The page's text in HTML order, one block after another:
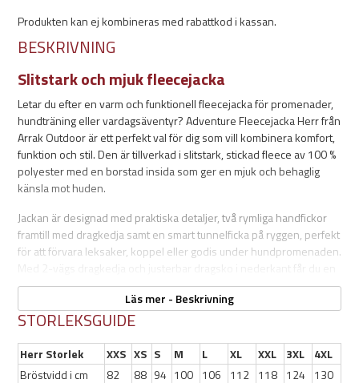
Produkten kan ej kombineras med rabattkod i kassan.
BESKRIVNING
Slitstark och mjuk fleecejacka
Letar du efter en varm och funktionell fleecejacka för promenader,
hundträning eller vardagsäventyr? Adventure Fleecejacka Herr från
Arrak Outdoor är ett perfekt val för dig som vill kombinera komfort,
funktion och stil. Den är tillverkad i slitstark, stickad fleece av 100 %
polyester med en borstad insida som ger en mjuk och behaglig
känsla mot huden.
Jackan är designad med praktiska detaljer, två rymliga handfickor
framtill med dragkedja samt en smart tunnelficka på ryggen, perfekt
för att förvara leksaker, koppel eller godis under hundpromenaden.
jacka som både är flexibel och bekväm att bära oavsett aktivitet.
Med sin genomtänkta design och funktionella detaljer är detta en
fleecejacka du snabbt kommer att vilja använda varje dag.
Läs mer - Beskrivning
STORLEKSGUIDE
Herr Storlek XXS XS S M L XL XXL 3XL
4XL
Bröstvidd i cm
82 88 94 100 106 112 118 124 130